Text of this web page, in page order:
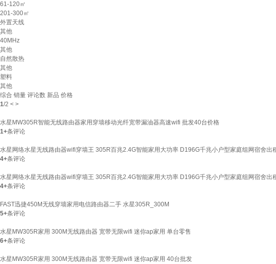
61-120㎡
201-300㎡
外置天线
其他
40MHz
其他
自然散热
其他
塑料
其他
综合 销量 评论数 新品 价格
1/2 < >
水星MW305R智能无线路由器家用穿墙移动光纤宽带漏油器高速wifi 批发40台价格
1+条评论
水星网络水星无线路由器wifi穿墙王 305R百兆2.4G智能家用大功率 D196G千兆小户型家庭组网宿舍出
4+条评论
水星网络水星无线路由器wifi穿墙王 305R百兆2.4G智能家用大功率 D196G千兆小户型家庭组网宿舍出
4+条评论
FAST迅捷450M无线穿墙家用电信路由器二手 水星305R_300M
5+条评论
水星MW305R家用 300M无线路由器 宽带无限wifi 迷你ap家用 单台零售
6+条评论
水星MW305R家用 300M无线路由器 宽带无限wifi 迷你ap家用 40台批发